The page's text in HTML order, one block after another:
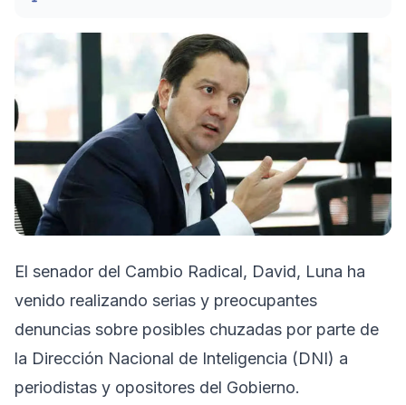
El senador del Cambio Radical, David, Luna ha
venido realizando serias y preocupantes
denuncias sobre posibles chuzadas por parte de
la Dirección Nacional de Inteligencia (DNI) a
periodistas y opositores del Gobierno.